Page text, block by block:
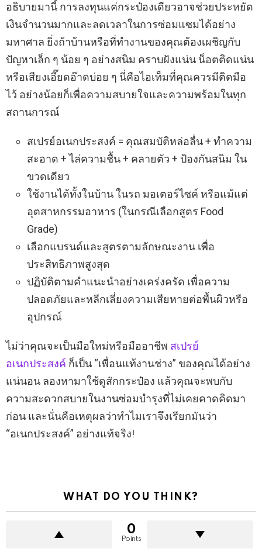
อธิบายมานี้ การลงทุนแค่กระป๋องเดียวอาจช่วยประหยัด
เงินจำนวนมากและลดเวลาในการซ่อมแซมได้อย่าง
มหาศาล ยิ่งถ้าบ้านหรือที่ทำงานของคุณต้องเผชิญกับ
ปัญหาเล็ก ๆ น้อย ๆ อย่างสนิม คราบฝังแน่น น็อตติดแน่น
หรือเสียงเอี๊ยดอ๊าดบ่อย ๆ นี่คือไอเท็มที่คุณควรมีติดมือ
ไว้ อย่างน้อยก็เพื่อความสบายใจและความพร้อมในทุก
สถานการณ์
สเปรย์อเนกประสงค์ = คุณสมบัติหล่อลื่น + ทำความ
สะอาด + ไล่ความชื้น + คลายตัว + ป้องกันสนิม ใน
ขวดเดียว
ใช้งานได้ทั้งในบ้าน ในรถ มอเตอร์ไซค์ หรือแม้แต่
อุตสาหกรรมอาหาร (ในกรณีเลือกสูตร Food
Grade)
เลือกแบรนด์และสูตรตามลักษณะงาน เพื่อ
ประสิทธิภาพสูงสุด
ปฏิบัติตามคำแนะนำอย่างเคร่งครัด เพื่อความ
ปลอดภัยและหลีกเลี่ยงความเสียหายต่อพื้นผิวหรือ
อุปกรณ์
ไม่ว่าคุณจะเป็นมือใหม่หรือมืออาชีพ สเปรย์
อเนกประสงค์ ก็เป็น “เพื่อนแท้งานช่าง” ของคุณได้อย่าง
แน่นอน ลองหามาใช้ดูสักกระป๋อง แล้วคุณจะพบกับ
ความสะดวกสบายในงานซ่อมบำรุงที่ไม่เคยคาดคิดมา
ก่อน และนั่นคือเหตุผลว่าทำไมเราจึงเรียกมันว่า
“อเนกประสงค์” อย่างแท้จริง!
WHAT DO YOU THINK?
0
Points